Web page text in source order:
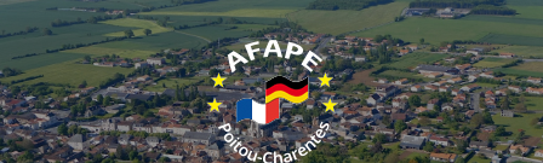
Skip
to
content
Skip
to
main
navigation
Skip
to
footer